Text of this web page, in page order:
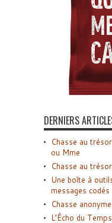
DERNIERS
Chasse au
ou Mme
Chasse au
Une boîte à
messages codés
Chasse
L’Écho du